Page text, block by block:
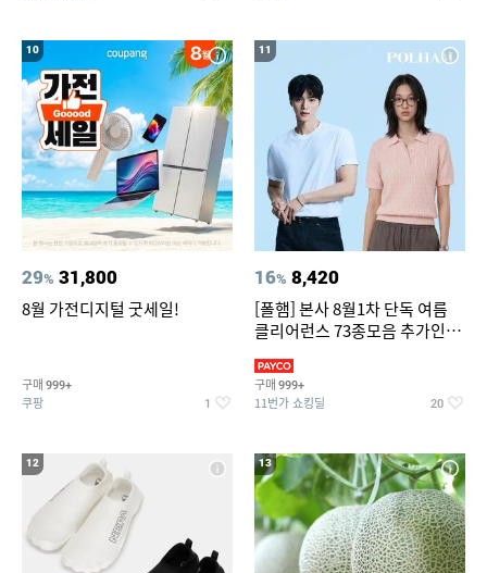
10
29% 31,800
8월 가전디지털 굿세일!
구매 999+
쿠팡 1
11
16% 8,420
[폴햄] 본사 8월1차 단독 여름
클리어런스 73종모음 추가인하
구매 999+
11번가 쇼킹딜 20
12 13